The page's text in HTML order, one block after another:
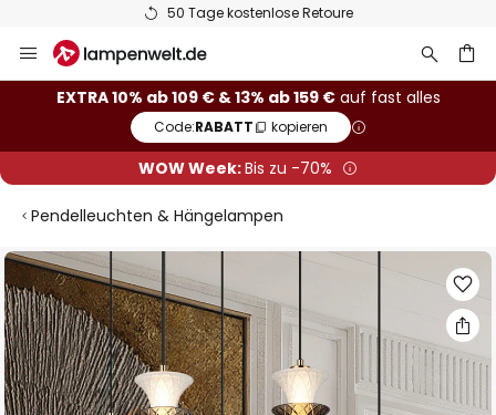
50 Tage kostenlose Retoure
Inhalt
springen
EXTRA 10% ab 109 € & 13% ab 159 €auf fast alles
Code:RABATT kopieren
WOW Week:Bis zu -70%
Pendelleuchten & Hängelampen
Zum
Ende
der
Bildgalerie
springen